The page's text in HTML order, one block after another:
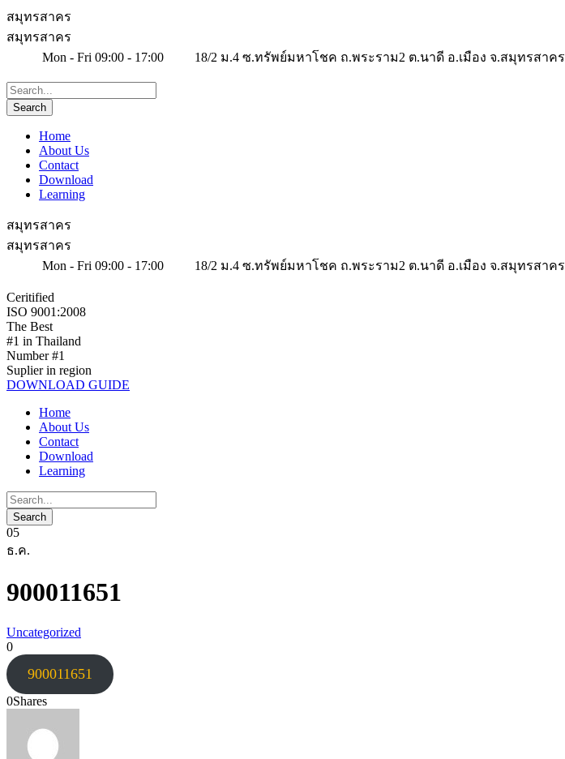
สมุทรสาคร
สมุทรสาคร
Mon - Fri 09:00 - 17:00
18/2 ม.4 ซ.ทรัพย์มหาโชค ถ.พระราม2 ต.นาดี อ.เมือง จ.สมุทรสาคร
Home
About Us
Contact
Download
Learning
สมุทรสาคร
สมุทรสาคร
Mon - Fri 09:00 - 17:00
18/2 ม.4 ซ.ทรัพย์มหาโชค ถ.พระราม2 ต.นาดี อ.เมือง จ.สมุทรสาคร
Ceritified
ISO 9001:2008
The Best
#1 in Thailand
Number #1
Suplier in region
DOWNLOAD GUIDE
Home
About Us
Contact
Download
Learning
05
ธ.ค.
900011651
Uncategorized
0
900011651
0Shares